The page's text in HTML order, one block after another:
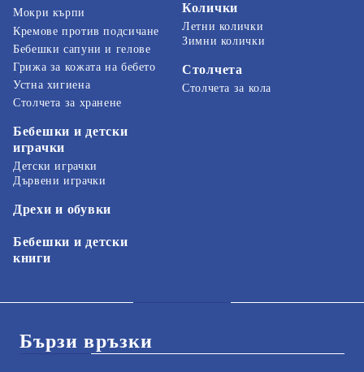
Мокри кърпи
Кремове против подсичане
Бебешки сапуни и гелове
Грижа за кожата на бебето
Устна хигиена
Колички
Летни колички
Зимни колички
Столчета
Столчета за кола
Столчета за хранене
Бебешки и детски
играчки
Детски играчки
Дървени играчки
Дрехи и обувки
Бебешки и детски
книги
Бързи връзки